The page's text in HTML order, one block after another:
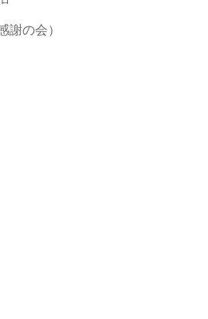
謝の会）